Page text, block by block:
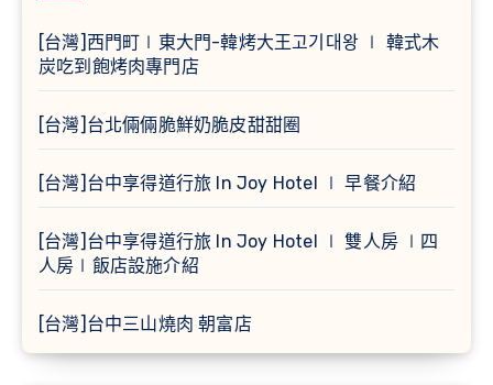
[台灣]西門町∣東大門-韓烤大王고기대왕 ∣ 韓式木
炭吃到飽烤肉專門店
[台灣]台北倆倆脆鮮奶脆皮甜甜圈
[台灣]台中享得道行旅 In Joy Hotel ∣ 早餐介紹
[台灣]台中享得道行旅 In Joy Hotel ∣ 雙人房 ∣四
人房∣飯店設施介紹
[台灣]台中三山燒肉 朝富店